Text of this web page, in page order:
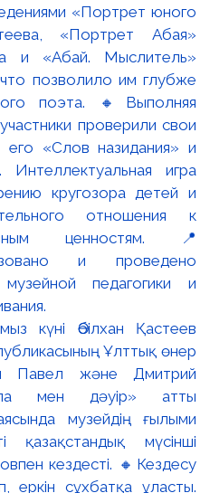
«Портрет юного
«Портрет Абая»
и «Абай. Мыслитель»
позволило им глубже
поэта. 🔸Выполняя
проверили свои
его «Слов назидания» и
Интеллектуальная игра
кругозора детей и
отношения к
ценностям. 📍
и проведено
педагогики и